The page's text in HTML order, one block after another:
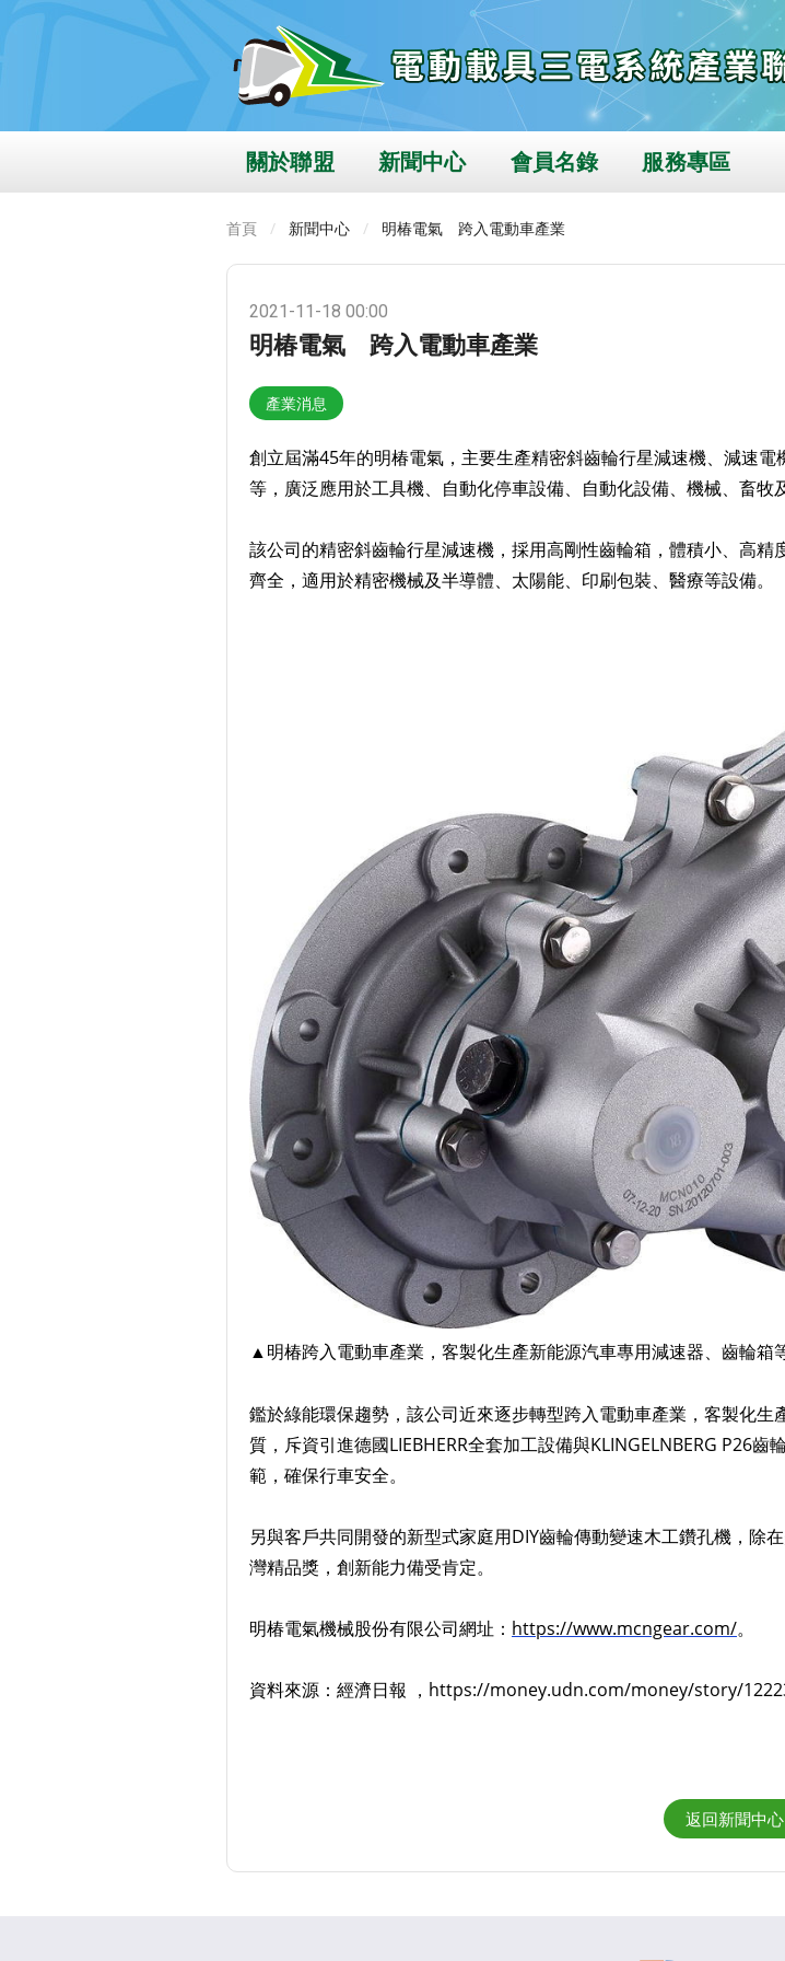
關於聯盟 新聞中心 會員名錄 服務專區
首頁 新聞中心 明椿電氣 跨入電動車產業
2021-11-18 00:00
明椿電氣 跨入電動車產業
產業消息
創立屆滿45年的明椿電氣，主要生產精密斜齒輪行星減速機、減速
等，廣泛應用於工具機、自動化停車設備、自動化設備、機械、畜牧
該公司的精密斜齒輪行星減速機，採用高剛性齒輪箱，體積小、高
齊全，適用於精密機械及半導體、太陽能、印刷包裝、醫療等設備。
▲明椿跨入電動車產業，客製化生產新能源汽車專用減速器、齒輪箱
鑑於綠能環保趨勢，該公司近來逐步轉型跨入電動車產業，客製化
質，斥資引進德國LIEBHERR全套加工設備與KLINGELNBERG P26
範，確保行車安全。
另與客戶共同開發的新型式家庭用DIY齒輪傳動變速木工鑽孔機，除
灣精品獎，創新能力備受肯定。
明椿電氣機械股份有限公司網址： https://www.mcngear.com/。
資料來源：經濟日報 ，https://money.udn.com/money/story/
返回新聞中心